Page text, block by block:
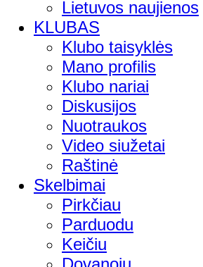
Lietuvos naujienos
KLUBAS
Klubo taisyklės
Mano profilis
Klubo nariai
Diskusijos
Nuotraukos
Video siužetai
Raštinė
Skelbimai
Pirkčiau
Parduodu
Keičiu